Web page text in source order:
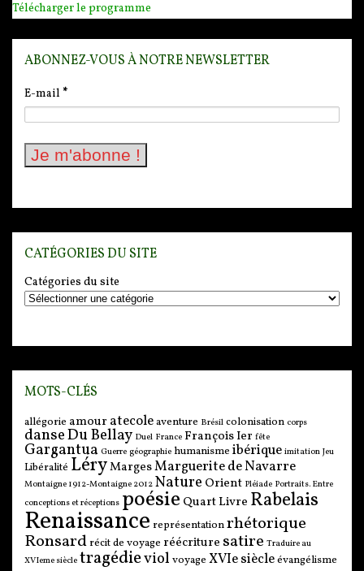
Télécharger le programme
ABONNEZ-VOUS À NOTRE NEWSLETTER
E-mail *
CATÉGORIES DU SITE
Catégories du site
MOTS-CLÉS
allégorie amour atecoleaventure Brésil colonisation corps
danseDu Bellay Duel France François Ier fête
Gargantua Guerre géographie humanisme ibérique imitation Jeu
Libéralité LéryMargesMarguerite de Navarre
Montaigne 1912-Montaigne 2012 Nature Orient Pléiade Portraits. Entre
conceptions et réceptions poésie Quart Livre Rabelais
Renaissance représentationrhétorique
Ronsardrécit de voyage réécriture satire Traduire au
XVIeme siècle tragédieviol voyage XVIe siècleévangélisme